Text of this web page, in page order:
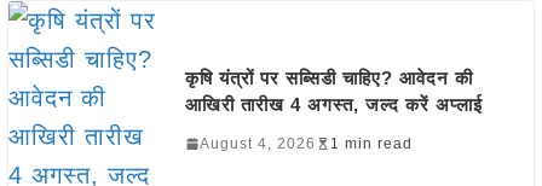
कृषि यंत्रों पर सब्सिडी चाहिए? आवेदन की
आखिरी तारीख 4 अगस्त, जल्द करें अप्लाई
August 4, 2026 1 min read